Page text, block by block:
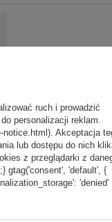
Contigo Fit
twój
treningu
Odkryj
Fit Shake &
ruch i prowadzić
personalizacji reklam.
Akceptacja
lub dostępu do nich
z przeglądarki z
gtag('consent', 'default', {
'denied'